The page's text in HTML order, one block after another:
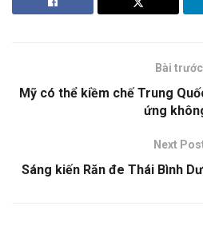
Bài trước
Mỹ có thể kiềm chế Trung
ứng
Next
Sáng kiến Răn đe Thái Bình